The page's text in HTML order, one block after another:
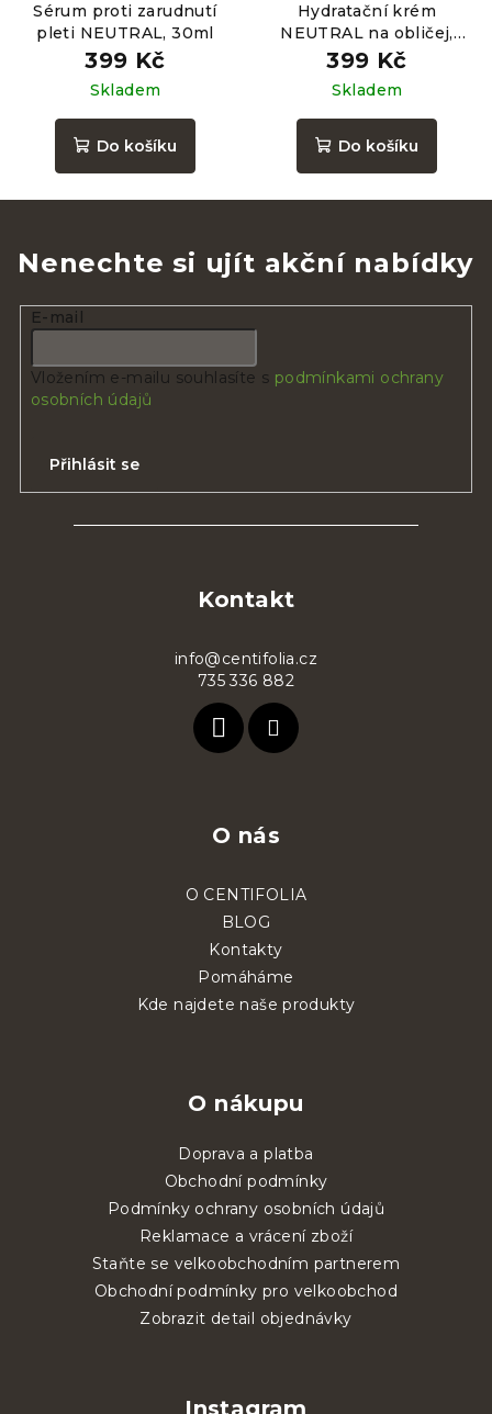
Sérum proti zarudnutí
pleti NEUTRAL, 30ml
399 Kč
Skladem
Do košíku
Hydratační krém
NEUTRAL na obličej,
40ml
399 Kč
Skladem
Do košíku
Nenechte si ujít akční nabídky
E-mail
Vložením e-mailu souhlasíte s podmínkami ochrany
osobních údajů
Přihlásit se
Kontakt
info@centifolia.cz
735 336 882
O nás
O CENTIFOLIA
BLOG
Kontakty
Pomáháme
Kde najdete naše produkty
O nákupu
Doprava a platba
Obchodní podmínky
Podmínky ochrany osobních údajů
Reklamace a vrácení zboží
Staňte se velkoobchodním partnerem
Obchodní podmínky pro velkoobchod
Zobrazit detail objednávky
Instagram